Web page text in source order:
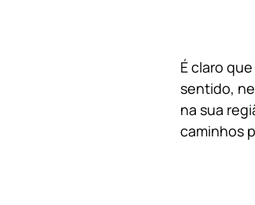
É claro
sentido,
na sua
caminhos